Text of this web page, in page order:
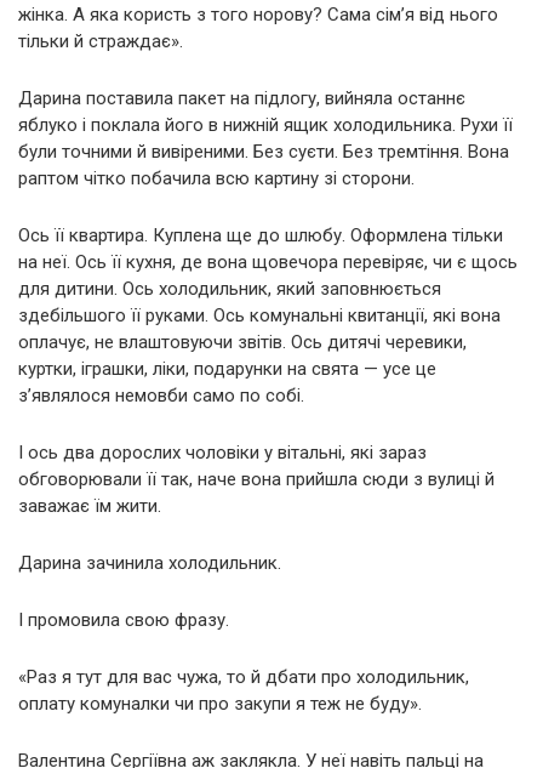
жінка. А яка користь з того норову? Сама сім’я від нього
тільки й страждає».
Дарина поставила пакет на підлогу, вийняла останнє
яблуко і поклала його в нижній ящик холодильника. Рухи її
були точними й вивіреними. Без суєти. Без тремтіння. Вона
раптом чітко побачила всю картину зі сторони.
Ось її квартира. Куплена ще до шлюбу. Оформлена тільки
на неї. Ось її кухня, де вона щовечора перевіряє, чи є щось
для дитини. Ось холодильник, який заповнюється
здебільшого її руками. Ось комунальні квитанції, які вона
оплачує, не влаштовуючи звітів. Ось дитячі черевики,
куртки, іграшки, ліки, подарунки на свята — усе це
з’являлося немовби само по собі.
І ось два дорослих чоловіки у вітальні, які зараз
обговорювали її так, наче вона прийшла сюди з вулиці й
заважає їм жити.
Дарина зачинила холодильник.
І промовила свою фразу.
«Раз я тут для вас чужа, то й дбати про холодильник,
оплату комуналки чи про закупи я теж не буду».
Валентина Сергіївна аж заклякла. У неї навіть пальці на